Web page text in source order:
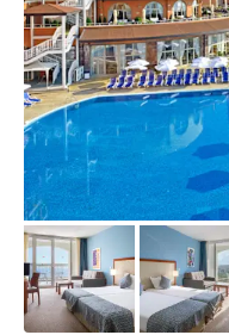
vom Hotelier, März 2021